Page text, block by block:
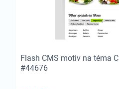
Flash CMS motiv na téma
#44676